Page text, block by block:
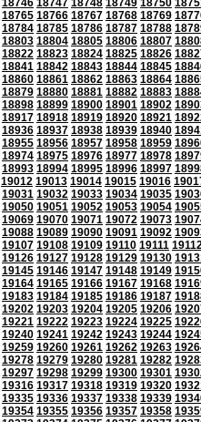
18746 18747 18748 18749 18750
18765 18766 18767 18768 18769
18784 18785 18786 18787 18788
18803 18804 18805 18806 18807
18822 18823 18824 18825 18826
18841 18842 18843 18844 18845
18860 18861 18862 18863 18864
18879 18880 18881 18882 18883
18898 18899 18900 18901 18902
18917 18918 18919 18920 18921
18936 18937 18938 18939 18940
18955 18956 18957 18958 18959
18974 18975 18976 18977 18978
18993 18994 18995 18996 18997
19012 19013 19014 19015 19016
19031 19032 19033 19034 19035
19050 19051 19052 19053 19054
19069 19070 19071 19072 19073
19088 19089 19090 19091 19092
19107 19108 19109 19110 19111
19126 19127 19128 19129 19130
19145 19146 19147 19148 19149
19164 19165 19166 19167 19168
19183 19184 19185 19186 19187
19202 19203 19204 19205 19206
19221 19222 19223 19224 19225
19240 19241 19242 19243 19244
19259 19260 19261 19262 19263
19278 19279 19280 19281 19282
19297 19298 19299 19300 19301
19316 19317 19318 19319 19320
19335 19336 19337 19338 19339
19354 19355 19356 19357 19358